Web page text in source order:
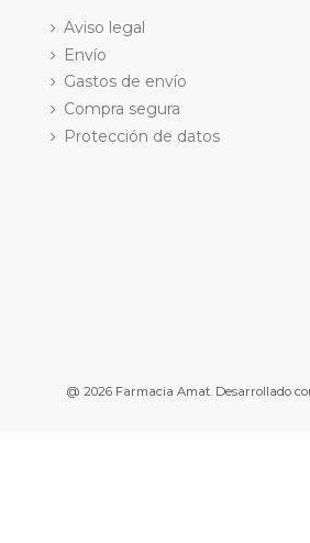
Aviso legal
Envío
Gastos de envío
Compra segura
Protección de datos
@ 2026 Farmacia Amat. Desarrollado